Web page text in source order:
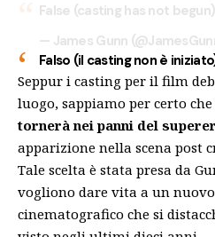
False (casting has not begun).
— James Gunn
Falso (il casting non è
Seppur i casting per il film
luogo, sappiamo per certo che
tornerà nei panni del
apparizione nella scena post
Tale scelta è stata presa da
vogliono dare vita a un
cinematografico che si